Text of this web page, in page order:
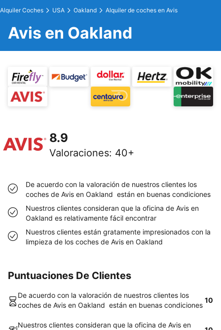
Alquiler Coches USA Oakland Alquiler de coches en Avis
Avis en Oakland
8.9
Valoraciones: 40+
De acuerdo con la valoración de nuestros clientes los
coches de Avis en Oakland están en buenas condiciones
Nuestros clientes consideran que la oficina de Avis en
Oakland es relativamente fácil encontrar
Nuestros clientes están gratamente impresionados con la
limpieza de los coches de Avis en Oakland
Puntuaciones De Clientes
De acuerdo con la valoración de nuestros clientes los
coches de Avis en Oakland están en buenas condiciones
10
Nuestros clientes consideran que la oficina de Avis en